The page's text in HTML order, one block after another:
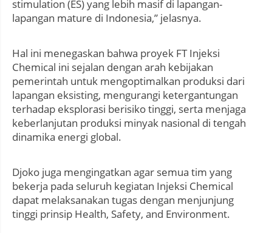
stimulation (ES) yang lebih masif di lapangan-
lapangan mature di Indonesia,” jelasnya.
Hal ini menegaskan bahwa proyek FT Injeksi
Chemical ini sejalan dengan arah kebijakan
pemerintah untuk mengoptimalkan produksi dari
lapangan eksisting, mengurangi ketergantungan
terhadap eksplorasi berisiko tinggi, serta menjaga
keberlanjutan produksi minyak nasional di tengah
dinamika energi global.
Djoko juga mengingatkan agar semua tim yang
bekerja pada seluruh kegiatan Injeksi Chemical
dapat melaksanakan tugas dengan menjunjung
tinggi prinsip Health, Safety, and Environment.